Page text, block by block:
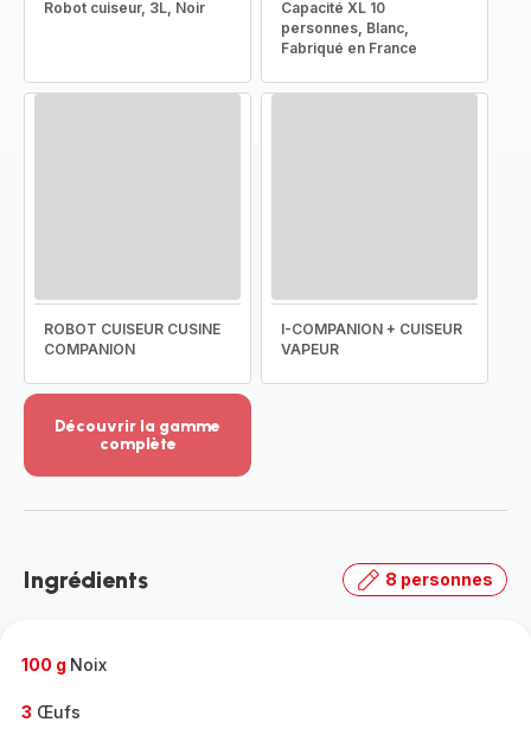
Robot cuiseur, 3L, Noir
Capacité XL 10
personnes, Blanc,
Fabriqué en France
ROBOT CUISEUR CUSINE
COMPANION
I-COMPANION + CUISEUR
VAPEUR
Découvrir la gamme
complète
-
gamme
Ingrédients 8 personnes
100 g Noix
3 Œufs